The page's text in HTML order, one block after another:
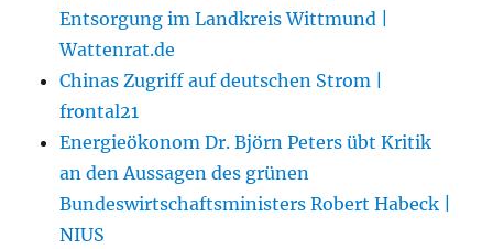
Entsorgung im Landkreis Wittmund |
Wattenrat.de
Chinas Zugriff auf deutschen Strom |
frontal21
Energieökonom Dr. Björn Peters übt Kritik
an den Aussagen des grünen
Bundeswirtschaftsministers Robert Habeck |
NIUS